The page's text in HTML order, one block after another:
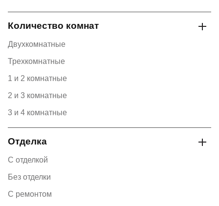
Количество комнат
Двухкомнатные
Трехкомнатные
1 и 2 комнатные
2 и 3 комнатные
3 и 4 комнатные
Отделка
С отделкой
Без отделки
С ремонтом